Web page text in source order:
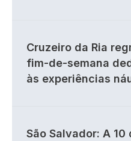
Cruzeiro da Ria
fim-de-semana
às experiências
São Salvador: A